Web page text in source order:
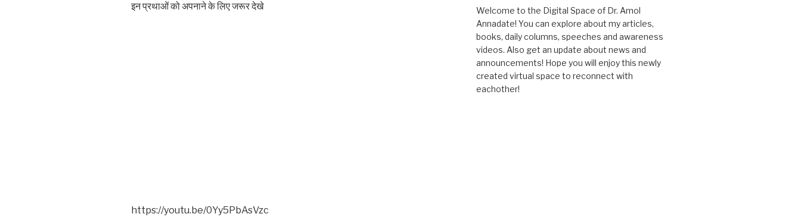
इन प्रथाओं को अपनाने के लिए जरूर देखे
https://youtu.be/0Yy5PbAsVzc
Welcome to the Digital Space of Dr. Amol
Annadate! You can explore about my articles,
books, daily columns, speeches and awareness
videos. Also get an update about news and
announcements! Hope you will enjoy this newly
created virtual space to reconnect with
eachother!